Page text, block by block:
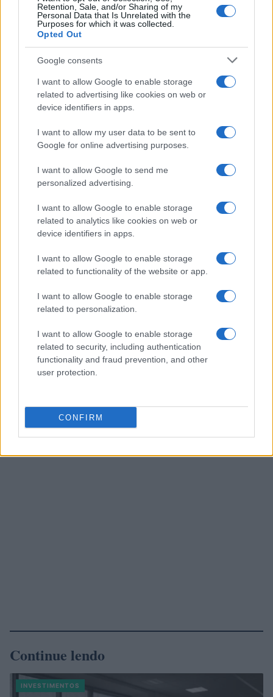
Retention, Sale, and/or Sharing of my
Personal Data that Is Unrelated with the
Purposes for which it was collected.
Opted Out
Google consents
I want to allow Google to enable storage
related to advertising like cookies on web or
device identifiers in apps.
I want to allow my user data to be sent to
Google for online advertising purposes.
I want to allow Google to send me
personalized advertising.
I want to allow Google to enable storage
related to analytics like cookies on web or
device identifiers in apps.
I want to allow Google to enable storage
related to functionality of the website or app.
I want to allow Google to enable storage
related to personalization.
I want to allow Google to enable storage
related to security, including authentication
functionality and fraud prevention, and other
user protection.
CONFIRM
o espaço. Seguindo a mesma ideologia dos touros
blockchain, Enjin pensa que o futuro do metaverso é
descentralizado, um contraste gritante com o que o
Facebook apresenta.
Os investidores estão se interessando pelo Enjin porque
ele faz a ponte entre o jogo blockchain e o metaverso, mas
fluido. Como uma plataforma de jogos e NFT, o conteúdo
apenas uma etapa em um grande desenvolvimento do
metaverso de Enjin. Com suas ofertas já robustas, sua
grande quantidade de capital e uma base comunitária
fervorosa que faz muitas sugestões e fornecem
informações para desenvolvimento futuro, Enjin tem a
chance de oferecer um produto metaverso realmente
excelente.
Giorgia Stromeo
Continue lendo
INVESTIMENTOS